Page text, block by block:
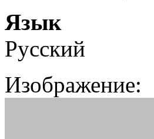
Язык
Русский
Изображение: